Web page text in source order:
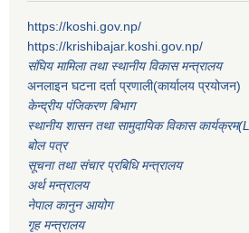
https://koshi.gov.np/
https://krishibajar.koshi.gov.np/
संघिय मामिला तथा स्थानीय विकास मन्त्रालय
अनलाइन घटना दर्ता प्रणाली(कार्यालय प्रयोजन)
केन्द्रीय पंजिकरण बिभाग
स्थानीय शासन तथा सामुदायिक विकास
बोल पत्र
सूचना तथा संचार प्रबिधि मन्त्रालय
अर्थ मन्त्रालय
नेपाल कानुन आयोग
गृह मन्त्रालय